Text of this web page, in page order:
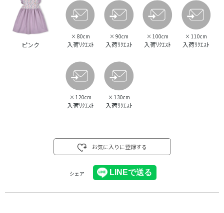
ピンク
× 80cm
入荷ﾘｸｴｽﾄ
× 90cm
入荷ﾘｸｴｽﾄ
× 100cm
入荷ﾘｸｴｽﾄ
× 110cm
入荷ﾘｸｴｽﾄ
× 120cm
入荷ﾘｸｴｽﾄ
× 130cm
入荷ﾘｸｴｽﾄ
お気に入りに登録する
シェア